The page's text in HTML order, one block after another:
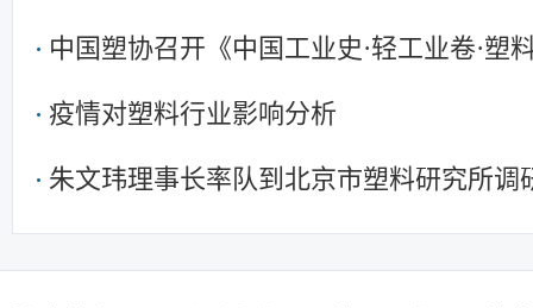
中国塑协召开《中国工业史·轻工业卷·塑
疫情对塑料行业影响分析
朱文玮理事长率队到北京市塑料研究所调